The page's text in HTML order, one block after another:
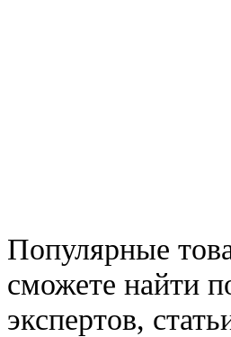
Популярные
сможете найти
экспертов,